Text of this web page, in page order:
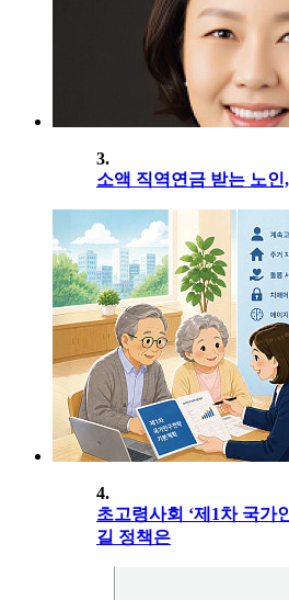
3.
소액 직역연금 받는 노
4.
초고령사회 ‘제1차 국가
길 정책은